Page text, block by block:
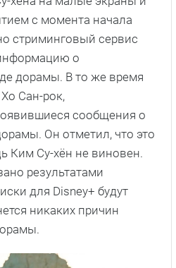
с момента начала
стриминговый сервис
о
дорамы. В то же время
Сан-рок,
сообщения о
Он отметил, что это
Ким Су-хён не виновен.
результатами
для Disney+ будут
никаких причин